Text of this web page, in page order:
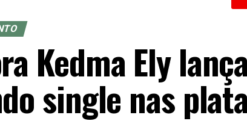
Kedma Ely
single nas